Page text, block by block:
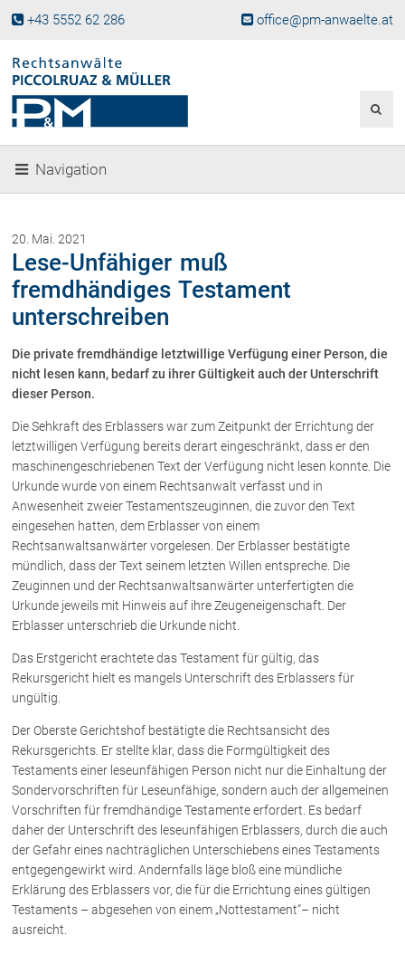
+43 5552 62 286 office@pm-anwaelte.at
Fachgebiete
Gesellschaftsgründung &
Beteiligungen
Immobilienrecht, Bauträgerrecht
Ferienimmobilien in Vorarlberg
Erbrecht
Familienrecht und Scheidungen
Prozessführung und
Schiedsgerichtsbarkeit
Skiunfälle in Österreich
Über uns
Kanzleiteam
Netzwerk
Download
Die Österreichischen Rechtsanwälte
Anwälte
Dr. Stefan Müller
Dr. Petra Piccolruaz
Mag. Patrick Piccolruaz
Dr. Roland Piccolruaz †
Mag. Raphaela Klotz
Rechtsnews
Publikationen
Paragraphen & Mehr
Navigation
20. Mai. 2021
Lese-Unfähiger muß
fremdhändiges Testament
unterschreiben
Die private fremdhändige letztwillige Verfügung einer Person, die
nicht lesen kann, bedarf zu ihrer Gültigkeit auch der Unterschrift
dieser Person.
Die Sehkraft des Erblassers war zum Zeitpunkt der Errichtung der
letztwilligen Verfügung bereits derart eingeschränkt, dass er den
maschinengeschriebenen Text der Verfügung nicht lesen konnte. Die
Urkunde wurde von einem Rechtsanwalt verfasst und in
Anwesenheit zweier Testamentszeuginnen, die zuvor den Text
eingesehen hatten, dem Erblasser von einem
Rechtsanwaltsanwärter vorgelesen. Der Erblasser bestätigte
mündlich, dass der Text seinem letzten Willen entspreche. Die
Zeuginnen und der Rechtsanwaltsanwärter unterfertigten die
Urkunde jeweils mit Hinweis auf ihre Zeugeneigenschaft. Der
Erblasser unterschrieb die Urkunde nicht.
Das Erstgericht erachtete das Testament für gültig, das
Rekursgericht hielt es mangels Unterschrift des Erblassers für
ungültig.
Der Oberste Gerichtshof bestätigte die Rechtsansicht des
Rekursgerichts. Er stellte klar, dass die Formgültigkeit des
Testaments einer leseunfähigen Person nicht nur die Einhaltung der
Sondervorschriften für Leseunfähige, sondern auch der allgemeinen
Vorschriften für fremdhändige Testamente erfordert. Es bedarf
daher der Unterschrift des leseunfähigen Erblassers, durch die auch
der Gefahr eines nachträglichen Unterschiebens eines Testaments
entgegengewirkt wird. Andernfalls läge bloß eine mündliche
Erklärung des Erblassers vor, die für die Errichtung eines gültigen
Testaments – abgesehen von einem „Nottestament“– nicht
ausreicht.